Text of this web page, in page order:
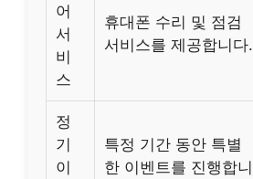
어
서
비
스
휴대폰 수리 및 점검
서비스를 제공합니다.
정
기
이
특정 기간 동안 특별
한 이벤트를 진행합니